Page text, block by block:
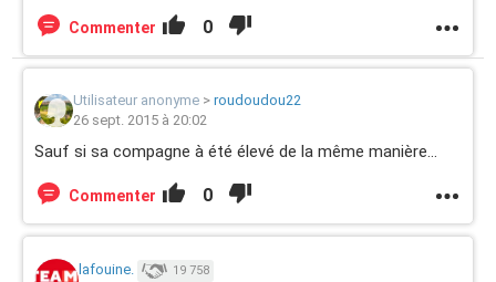
Commenter 0
Utilisateur anonyme > roudoudou22
26 sept. 2015 à 20:02
Sauf si sa compagne à été élevé de la même manière...
Commenter 0
lafouine. 19 758